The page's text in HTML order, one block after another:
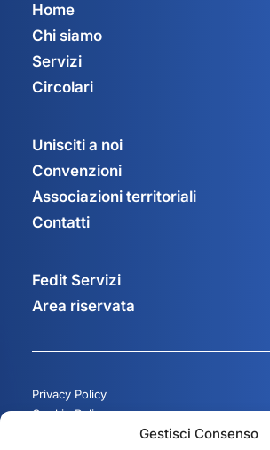
Gestisci Consenso
Home
Chi siamo
Servizi
Circolari
Unisciti a noi
Convenzioni
Associazioni territoriali
Contatti
Fedit Servizi
Area riservata
Privacy Policy
Cookie Policy